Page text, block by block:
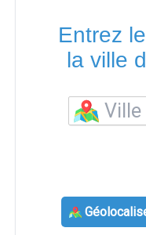
Entrez
la ville